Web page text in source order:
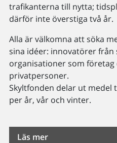
trafikanterna till nytta;
därför inte överstiga två år.
Alla är välkomna att söka
sina idéer: innovatörer från
organisationer som
privatpersoner.
Skyltfonden delar ut medel
per år, vår och vinter.
Läs mer